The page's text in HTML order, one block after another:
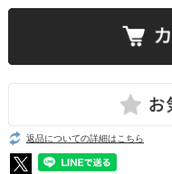
返品についての詳細はこちら